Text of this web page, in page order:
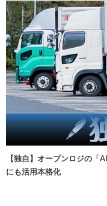
【独自】オープンロジの「
にも活用本格化